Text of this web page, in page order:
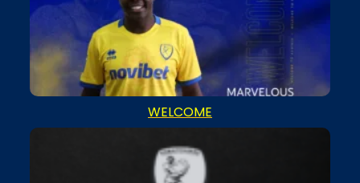
WELCOME